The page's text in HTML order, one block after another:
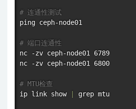
# 连通性测试
ping ceph-node01
# 端口连通性
nc -zv ceph-node01 6789
nc -zv ceph-node01 6800
# MTU检查
ip link show grep mtu